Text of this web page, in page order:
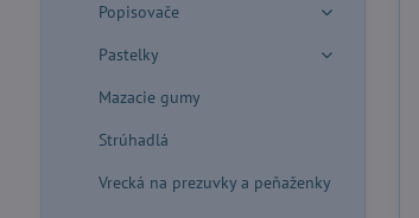
Popisovače
Pastelky
Mazacie gumy
Strúhadlá
Vrecká na prezuvky a peňaženky